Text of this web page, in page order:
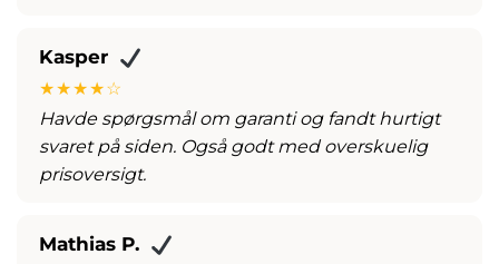
Kasper
★★★★☆
Havde spørgsmål om garanti og fandt hurtigt
svaret på siden. Også godt med overskuelig
prisoversigt.
Mathias P.